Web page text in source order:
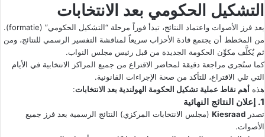
التشكيل الحكومي بعد الانتخابات
بعد فرز الأصوات واعتماد النتائج، تبدأ فوراً مرحلة “التشكيل الحكومي” (formatie).
من المخطط أن يجتمع قادة الأحزاب سريعاً لمناقشة التفسير الرسمي للنتائج، ومن
ثم يُكلَّف مكوِّن الحكومة الجديدة من قبل رئيس مجلس النواب.
كما ستُجرى مراجعة دقيقة لمحاضر الاقتراع من جميع المراكز الانتخابية في الأيام
التي تلي الاقتراع، للتأكد من صحة الإجراءات القانونية.
هذه أهم نقاط عملية تشكيل الحكومة الهولندية بعد الانتخابات:
1. إعلان النتائج النهائية
تصدر Kiesraad (مجلس الانتخابات المركزي) النتائج الرسمية بعد فرز جميع
الأصوات.